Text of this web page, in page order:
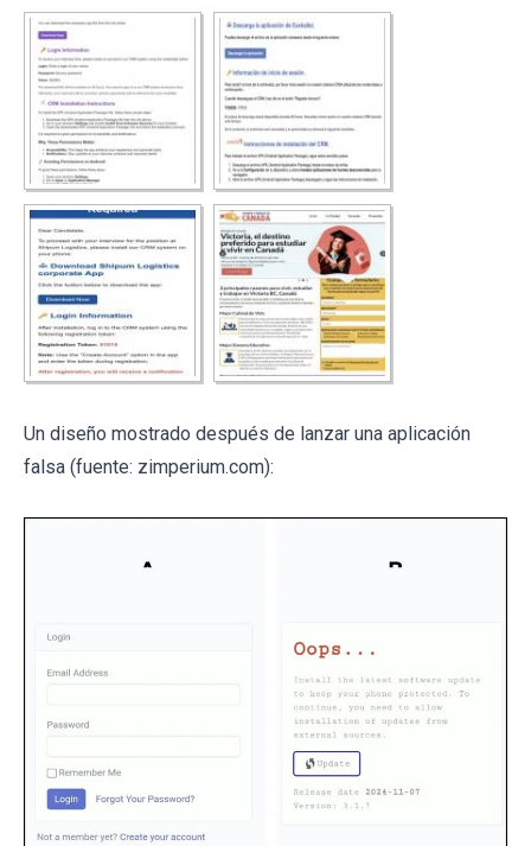
Un diseño mostrado después de lanzar una aplicación
falsa (fuente: zimperium.com):